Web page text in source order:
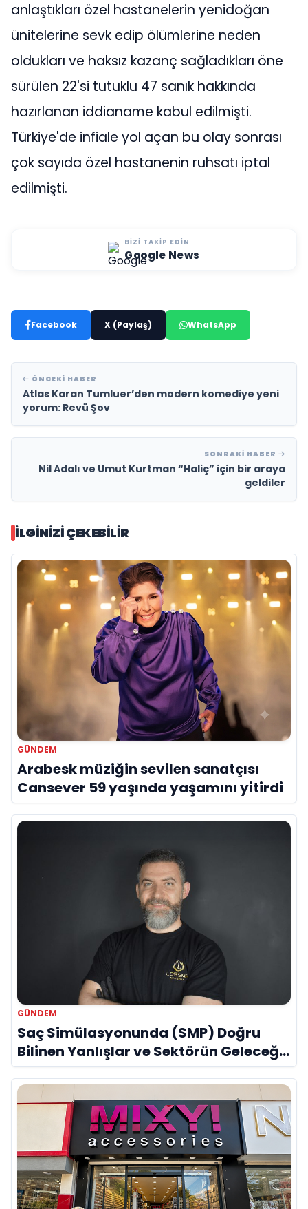
anlaştıkları özel hastanelerin yenidoğan
ünitelerine sevk edip ölümlerine neden
oldukları ve haksız kazanç sağladıkları öne
sürülen 22'si tutuklu 47 sanık hakkında
hazırlanan iddianame kabul edilmişti.
Türkiye'de infiale yol açan bu olay sonrası
çok sayıda özel hastanenin ruhsatı iptal
edilmişti.
BIZI TAKIP EDIN
Google News
Facebook X (Paylaş) WhatsApp
ÖNCEKI HABER
Atlas Karan Tumluer’den modern komediye yeni
yorum: Revü Şov
SONRAKI HABER
Nil Adalı ve Umut Kurtman “Haliç” için bir araya
geldiler
İLGINIZI ÇEKEBILIR
GÜNDEM
Arabesk müziğin sevilen sanatçısı
Cansever 59 yaşında yaşamını yitirdi
GÜNDEM
Saç Simülasyonunda (SMP) Doğru
Bilinen Yanlışlar ve Sektörün Geleceği:
Onur Akdeniz ile Özel Röportaj